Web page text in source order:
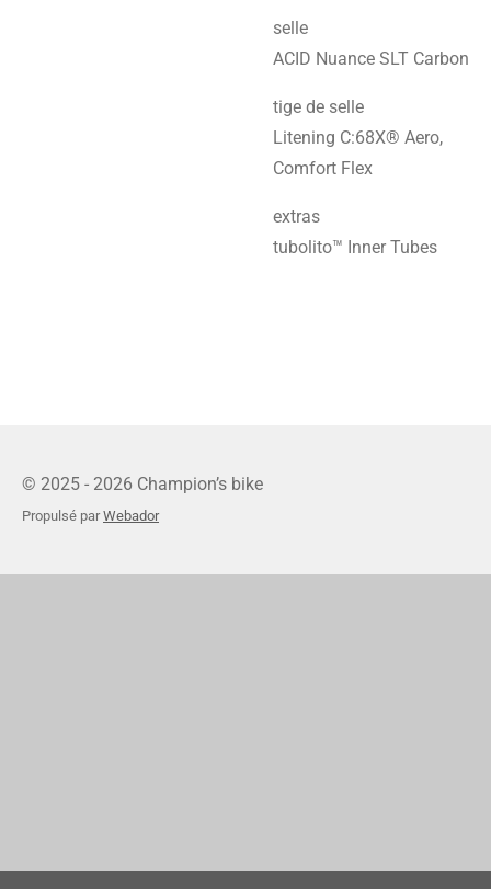
selle
ACID Nuance SLT Carbon
tige de selle
Litening C:68X® Aero,
Comfort Flex
extras
tubolito™ Inner Tubes
© 2025 - 2026 Champion’s bike
Propulsé parWebador